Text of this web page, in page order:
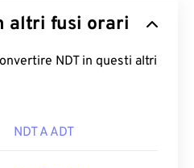
altri fusi orari
NDT in questi altri
NDT A ADT